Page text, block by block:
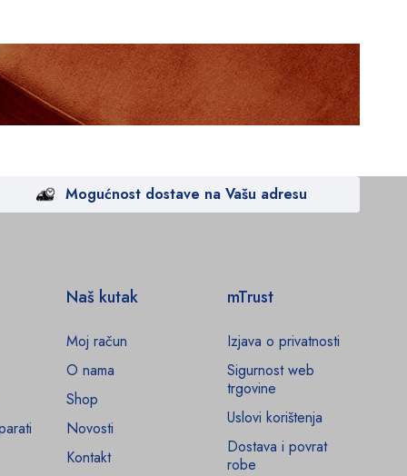
Mogućnost dostave na Vašu adresu
Naš kutak
Moj račun
O nama
Shop
Novosti
Kontakt
mTrust
Izjava o privatnosti
Sigurnost web
trgovine
Uslovi korištenja
Dostava i povrat
robe